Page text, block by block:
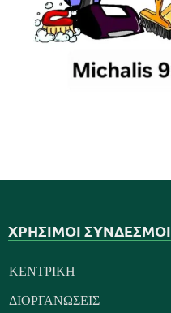
ΧΡΗΣΙΜΟΙ ΣΥΝΔΕΣΜΟΙ
ΚΕΝΤΡΙΚΗ
ΔΙΟΡΓΑΝΩΣΕΙΣ